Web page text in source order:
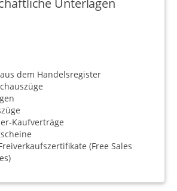
dem Handelsregister
Kaufverträge
(Free Sales